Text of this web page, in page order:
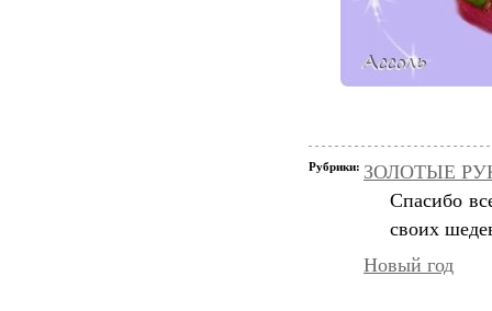
Рубрики: ЗОЛОТЫЕ
Спасибо
своих
Новый год